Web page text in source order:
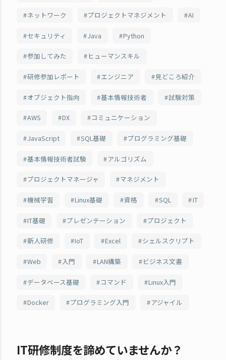
ネットワーク プロジェクトマネジメント AI
セキュリティ Java Python
参加してみた ヒューマンスキル
研修参加レポート エンジニア 見どころ紹介
オブジェクト指向 基本情報技術者 試験対策
AWS DX コミュニケーション
JavaScript SQL基礎 プログラミング基礎
基本情報技術者試験 アルゴリズム
プロジェクトマネージャ マネジメント
機械学習 Linux基礎 資格 SQL IT
IT基礎 プレゼンテーション プロジェクト
新人研修 IoT Excel シェルスクリプト
Web 入門 LAN構築 ビジネス文書
データベース基礎 コマンド Linux入門
Docker プログラミング入門 アジャイル
IT研修制度を諦めていませんか？